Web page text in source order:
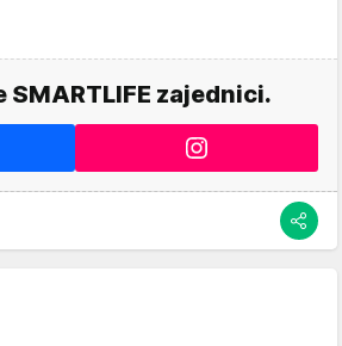
SMARTLIFE zajednici.